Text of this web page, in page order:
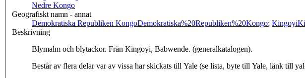
Nedre Kongo
Geografiskt namn - annat
Demokratiska Republiken KongoDemokratiska%20Republiken%20Kongo; Kingoyi
Beskrivning
Blymalm och blytackor. Från Kingoyi, Babwende. (generalkatalogen).
Består av flera delar var av vissa har skickats till Yale (se lista, byte till Yale, länk till